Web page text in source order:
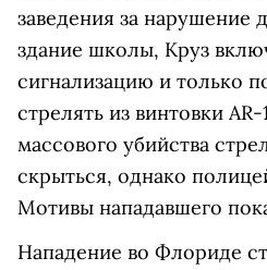
заведения за нарушение
здание школы, Круз
сигнализацию и только
стрелять из винтовки AR-
массового убийства
скрыться, однако
Мотивы нападавшего
Нападение во Флориде